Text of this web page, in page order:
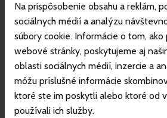
Na prispôsobenie obsahu a reklám,
sociálnych médií a analýzu
súbory cookie. Informácie o tom,
webové stránky, poskytujeme aj
oblasti sociálnych médií, inzercie a
môžu príslušné informácie
ktoré ste im poskytli alebo ktoré od
používali ich služby.